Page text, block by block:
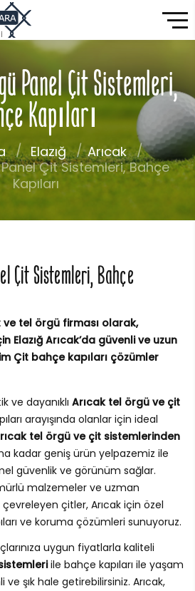
Panel Çit Sistemleri,
Kapıları
Elazığ
Arıcak
Çit Sistemleri, Bahçe
Kapıları
Çit Sistemleri, Bahçe
ve tel örgü firması olarak,
Elazığ Arıcak’da güvenli ve uzun
Çit bahçe kapıları çözümler
ve dayanıklı Arıcak tel örgü ve çit
arayışında olanlar için ideal
tel örgü ve çit sistemlerinden
kadar geniş ürün yelpazemiz ile
güvenlik ve görünüm sağlar.
malzemeler ve uzman
çitler, Arıcak için özel
ve koruma çözümleri sunuyoruz.
uygun fiyatlarla kaliteli
ile bahçe kapıları ile yaşam
ve şık hale getirebilirsiniz. Arıcak,